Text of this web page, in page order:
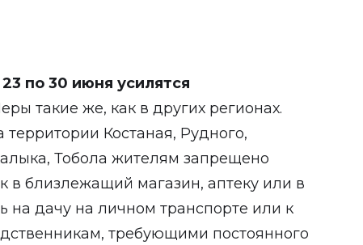
по 30 июня усилятся
такие же, как в других регионах.
Костаная, Рудного,
Тобола жителям запрещено
в близлежащий магазин, аптеку или в
на дачу на личном транспорте или к
требующими постоянного